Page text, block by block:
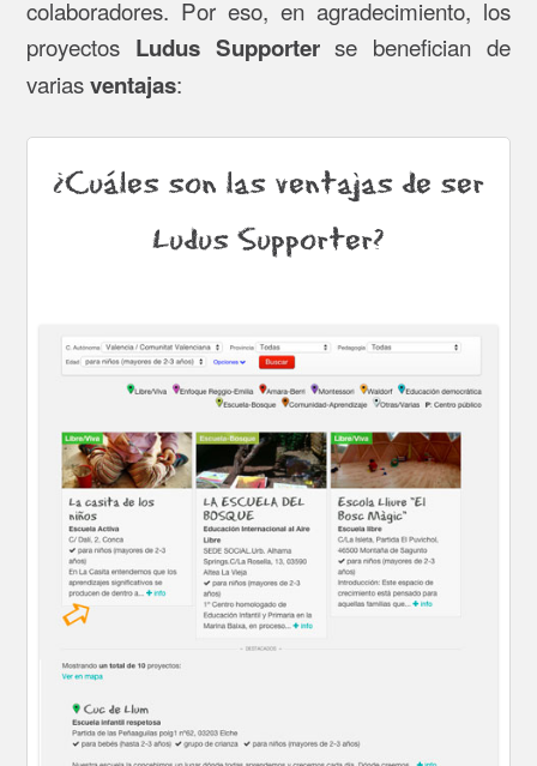
colaboradores. Por eso, en agradecimiento, los
proyectos Ludus Supporterse benefician de
variasventajas:
¿Cuáles son las ventajas de ser
Ludus Supporter?